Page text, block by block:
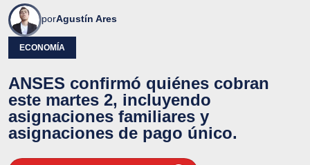
porAgustín Ares
ECONOMÍA
ANSES confirmó quiénes cobran
este martes 2, incluyendo
asignaciones familiares y
asignaciones de pago único.